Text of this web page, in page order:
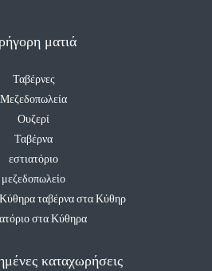
ματιά
Ταβέρνες
Μεζεδοπωλεία
Ουζερί
Ταβέρνα
εστιατόριο
μεζεδοπωλείο
ταβέρνα στα Κύθηρ
στα Κύθηρα
καταχωρήσεις